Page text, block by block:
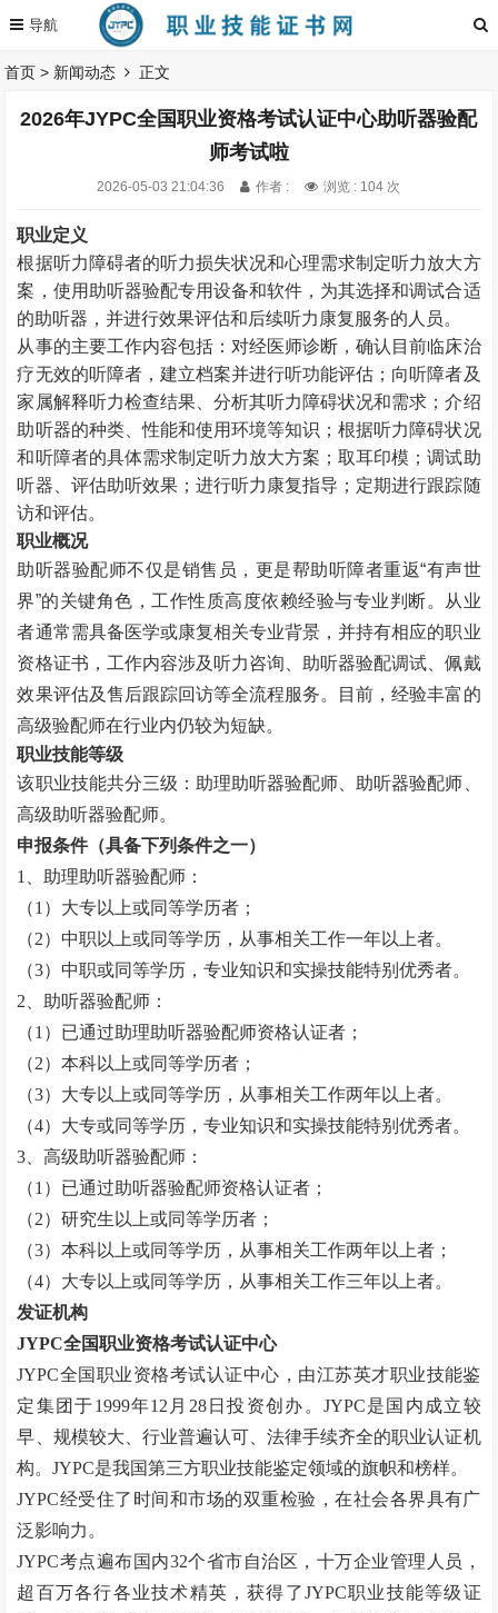
首页 > 新闻动态 正文
2026年JYPC全国职业资格考试认证中心助听器验配
师考试啦
2026-05-03 21:04:36 作者 : 浏览 : 104 次
职业定义
根据听力障碍者的听力损失状况和心理需求制定听力放大方
案，使用助听器验配专用设备和软件，为其选择和调试合适
的助听器，并进行效果评估和后续听力康复服务的人员。
从事的主要工作内容包括：对经医师诊断，确认目前临床治
疗无效的听障者，建立档案并进行听功能评估；向听障者及
家属解释听力检查结果、分析其听力障碍状况和需求；介绍
助听器的种类、性能和使用环境等知识；根据听力障碍状况
和听障者的具体需求制定听力放大方案；取耳印模；调试助
听器、评估助听效果；进行听力康复指导；定期进行跟踪随
访和评估。
职业概况
助听器验配师不仅是销售员，更是帮助听障者重返“有声世
界”的关键角色，工作性质高度依赖经验与专业判断。从业
者通常需具备医学或康复相关专业背景，并持有相应的职业
资格证书，工作内容涉及听力咨询、助听器验配调试、佩戴
效果评估及售后跟踪回访等全流程服务。目前，经验丰富的
高级验配师在行业内仍较为短缺。
职业技能等级
该职业技能共分三级：助理助听器验配师、助听器验配师、
高级助听器验配师。
申报条件（具备下列条件之一）
1
、助理助听器验配师：
（1 ）大专以上或同等学历者；
（2）中职以上或同等学历，从事相关工作一年以上者。
（3）中职或同等学历，专业知识和实操技能特别优秀者。
2 、助听器验配师：
（1 ）已通过助理助听器验配师资格认证者；
（2）本科以上或同等学历者；
（3）大专以上或同等学历，从事相关工作两年以上者。
（4）大专或同等学历，专业知识和实操技能特别优秀者。
3 、高级助听器验配师：
（1 ）已通过助听器验配师资格认证者；
（2）研究生以上或同等学历者；
（3）本科以上或同等学历，从事相关工作两年以上者；
（4）大专以上或同等学历，从事相关工作三年以上者。
发证机构
JYPC全国职业资格考试认证中心
JYPC全国职业资格考试认证中心，由江苏英才职业技能鉴
定集团于1999年12 月 28日投资创办。 JYPC是国内成立较
早、规模较大、行业普遍认可、法律手续齐全的职业认证机
构。JYPC是我国第三方职业技能鉴定领域的旗帜和榜样。
JYPC经受住了时间和市场的双重检验，在社会各界具有广
泛影响力。
JYPC考点遍布国内32个省市自治区，十万企业管理人员，
超百万各行各业技术精英，获得了JYPC职业技能等级证